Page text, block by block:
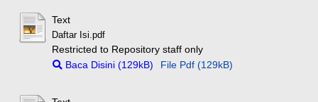
Text
Daftar Isi.pdf
Restricted to Repository staff only
Baca Disini (129kB)
File Pdf (129kB)